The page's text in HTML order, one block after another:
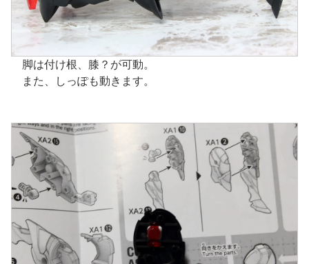
脚は付け根、膝？が可動。
また、しっぽも動きます。